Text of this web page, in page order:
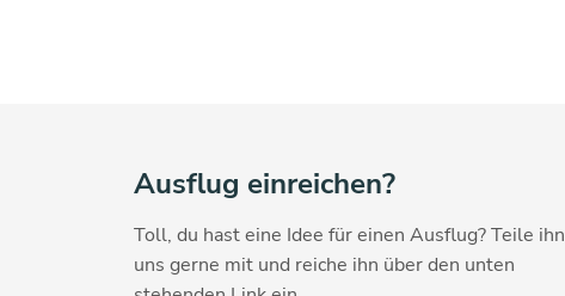
Ausflug einreichen?
Toll, du hast eine Idee für einen Ausflug? Teile ihn
uns gerne mit und reiche ihn über den unten